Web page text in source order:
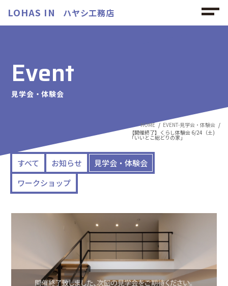
LOHAS IN ハヤシ工務店
Event
見学会・体験会
すべて お知らせ
見学会・体験会
ワークショップ
HOME
EVENT-見学会・体験会
【開催終了】くらし体験会 6/24（土)
「いいとこ総どりの家」